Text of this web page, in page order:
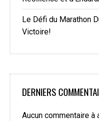
Le Défi du Marathon
Victoire!
DERNIERS
Aucun commentaire à